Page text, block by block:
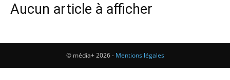
Aucun article à afficher
© média+ 2026 - Mentions légales